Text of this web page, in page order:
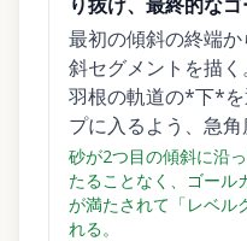
最初の傾斜の終端
斜セグメントを描
羽根の軌道の*下*
プに入るよう、急角
砂が2つ目の傾斜に沿
たることなく、ゴール
が満たされて「レベル
れる。